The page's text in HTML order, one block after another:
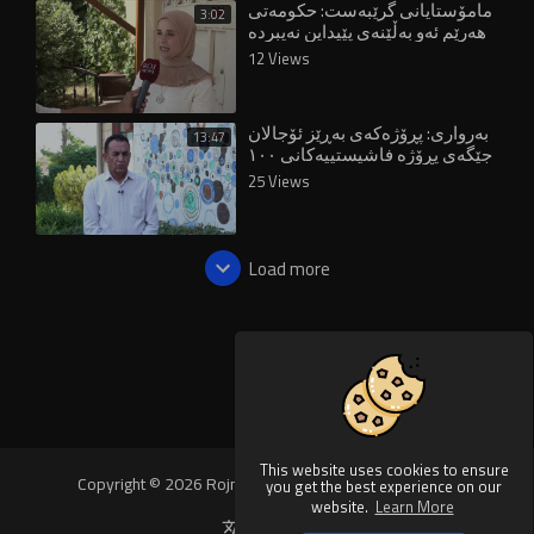
This website uses cookies to ensure
you get the best experience on our
website. Learn More
3:02 مامۆستایانی گرێبەست: حکومەتی
هەرێم ئەو بەڵێنەی پێیداین نەیبردە
سەر
12 Views
13:47 بەرواری: پڕۆژەکەی بەڕێز ئۆجالان
جێگەی پڕۆژە فاشیستییەکانی ١٠٠
ساڵی ڕابردوو دەگرێتەوە
25 Views
Load more
Copyright © 2026 Rojnews Video. All rights reserved.
Language